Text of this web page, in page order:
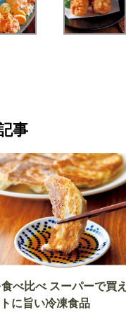
事
べ比べ スーパーで買え
に旨い冷凍食品